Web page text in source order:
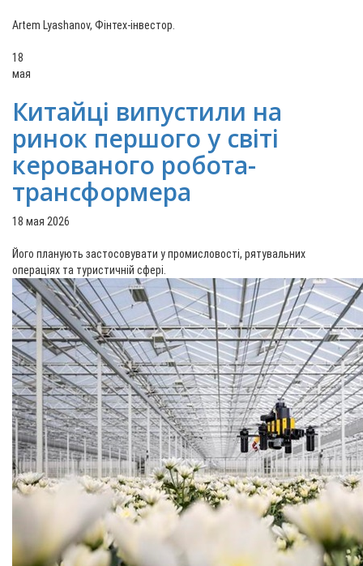
Artem Lyashanov, Фінтех-інвестор.
18
мая
Китайці випустили на
ринок першого у світі
керованого робота-
трансформера
18 мая 2026
Його планують застосовувати у промисловості, рятувальних
операціях та туристичній сфері.